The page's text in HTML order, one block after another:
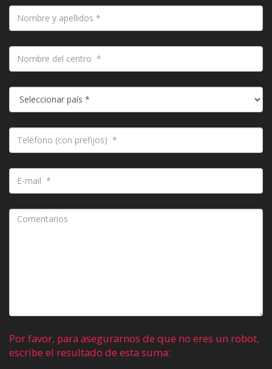
Por favor, para asegurarnos de que no eres un robot,
escribe el resultado de esta suma: